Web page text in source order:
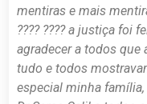
mentiras e mais
???? ???? a justiça foi
agradecer a todos
tudo e todos
especial minha